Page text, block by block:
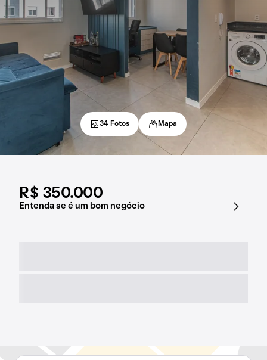
R$ 350.000
Entenda se é um bom negócio
34 Fotos Mapa